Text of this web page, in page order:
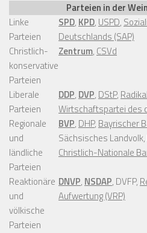
Parteien in der
Linke
Parteien
SPD, KPD, USPD,
Deutschlands (SAP)
Christlich-
konservative
Parteien
Zentrum, CSVd
Liberale
Parteien
DDP, DVP, DStP,
Wirtschaftspartei des
Regionale
und
ländliche
Parteien
BVP, DHP, Bayrischer
Sächsisches
Christlich-Nationale
Reaktionäre
und
völkische
Parteien
DNVP, NSDAP, DVFP,
Aufwertung (VRP)